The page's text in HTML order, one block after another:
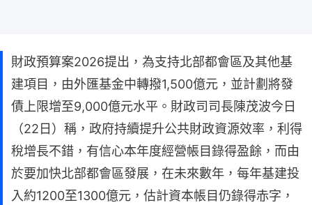
財政預算案2026提出，為支持北部都會區及其他基
建項目，由外匯基金中轉撥1,500億元，並計劃將發
債上限增至9,000億元水平。財政司司長陳茂波今日
（22日）稱，政府持續提升公共財政資源效率，利得
稅增長不錯，有信心本年度經營帳目錄得盈餘，而由
於要加快北部都會區發展，在未來數年，每年基建投
入約1200至1300億元，估計資本帳目仍錄得赤字，